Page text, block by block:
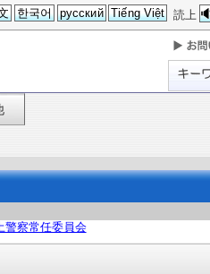
読上
한국어 русский Tiếng Việt
警察常任委員会